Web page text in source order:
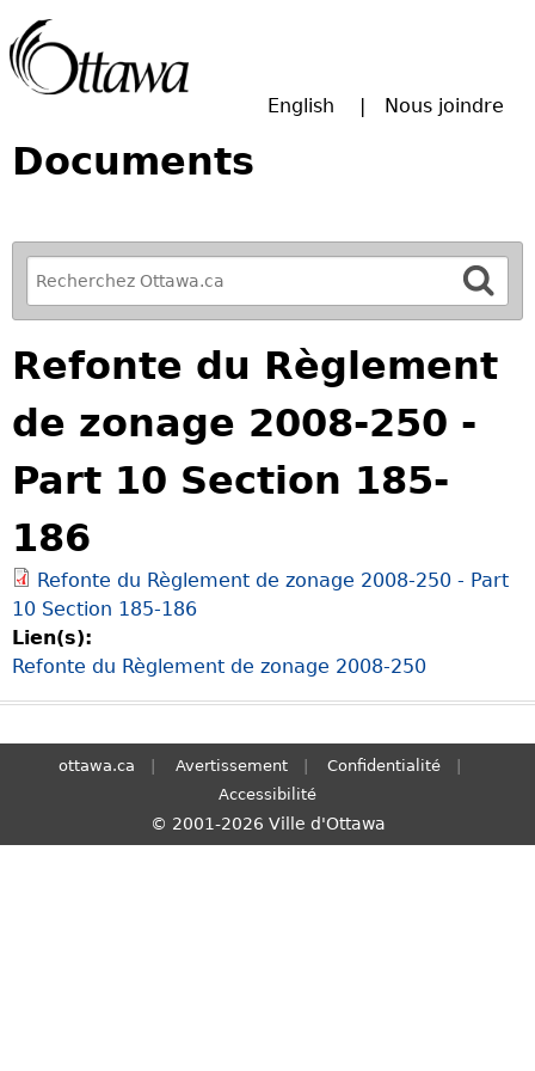
English Nous joindre
Documents
R
e
f
i
n
e
y
o
r
S
e
a
r
c
h
Refonte du Règlement
de zonage 2008-250 -
Part 10 Section 185-
186
Refonte du Règlement de zonage 2008-250 - Part
10 Section 185-186
Lien(s):
Refonte du Règlement de zonage 2008-250
ottawa.ca Avertissement
Confidentialité
Accessibilité
© 2001-2026 Ville d'Ottawa